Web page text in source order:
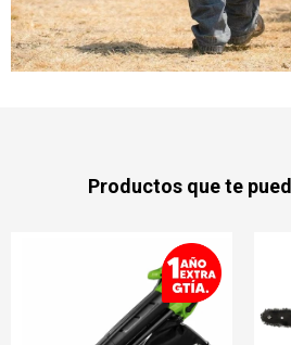
Productos que te